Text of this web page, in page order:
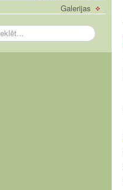
Galerijas